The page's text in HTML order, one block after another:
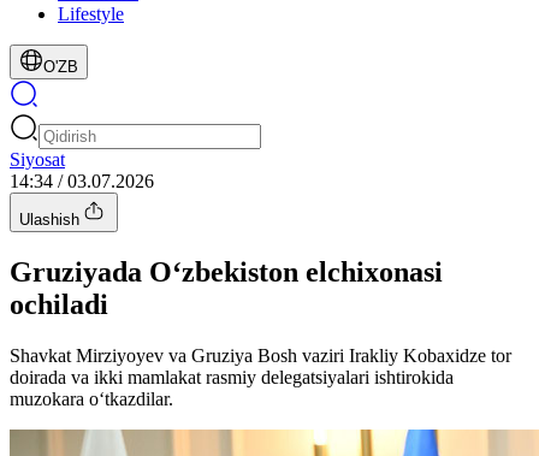
Lifestyle
O'ZB
Siyosat
14:34 / 03.07.2026
Ulashish
Gruziyada O‘zbekiston elchixonasi
ochiladi
Shavkat Mirziyoyev va Gruziya Bosh vaziri Irakliy Kobaxidze tor
doirada va ikki mamlakat rasmiy delegatsiyalari ishtirokida
muzokara oʻtkazdilar.